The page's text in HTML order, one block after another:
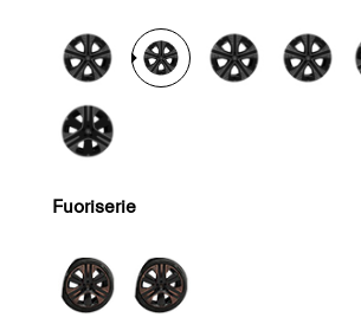
Fuoriserie